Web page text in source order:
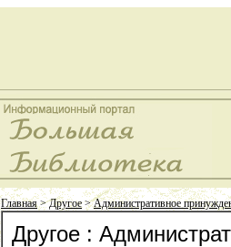
Главная>Другое>Административное
Другое :